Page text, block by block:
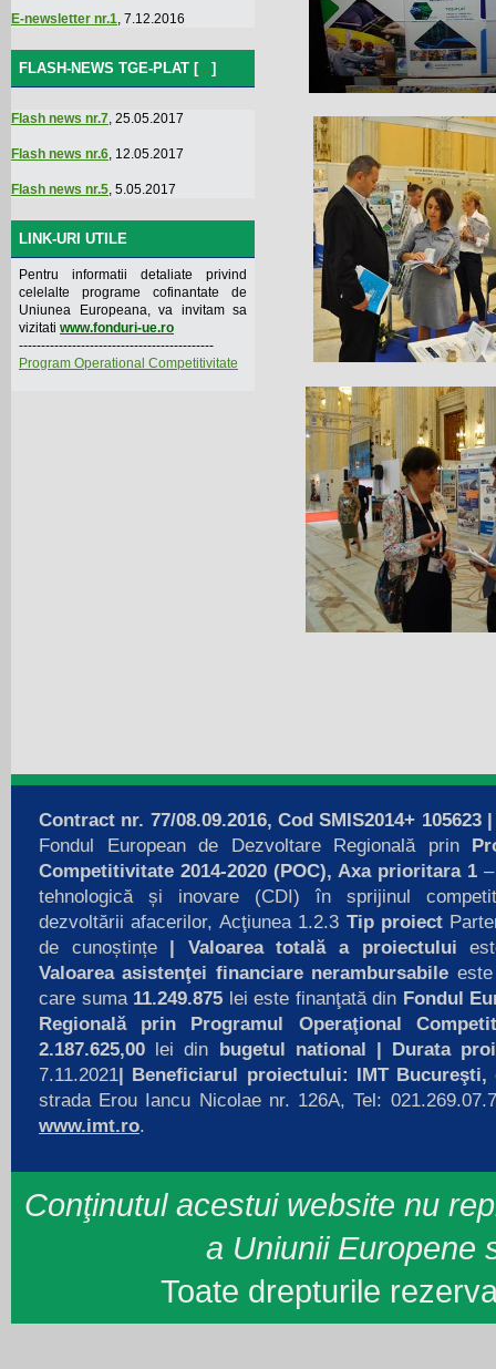
E-newsletter nr.1, 7.12.2016
FLASH-NEWS TGE-PLAT [...]
Flash news nr.7, 25.05.2017
Flash news nr.6, 12.05.2017
Flash news nr.5, 5.05.2017
LINK-URI UTILE
Pentru informatii detaliate privind
celelalte programe cofinantate de
Uniunea Europeana, va invitam sa
vizitati www.fonduri-ue.ro
--------------------------------------------
Program Operational Competitivitate
Contract nr. 77/08.09.2016, Cod SMIS2014+ 105623
Fondul European de Dezvoltare Regională prin
Competitivitate 2014-2020 (POC), Axa prioritara 1
tehnologică și inovare (CDI) în sprijinul
dezvoltării afacerilor, Acţiunea 1.2.3 Tip proiect
de cunoștințe | Valoarea totală a proiectului
Valoarea asistenţei financiare nerambursabile
care suma 11.249.875 lei este finanţată din Fondul
Regională prin Programul Operaţional
2.187.625,00 lei din bugetul national | Durata
7.11.2021| Beneficiarul proiectului: IMT Bucureşti,
strada Erou Iancu Nicolae nr. 126A, Tel:
www.imt.ro.
Conţinutul acestui website nu
a Uniunii Europene
Toate drepturile